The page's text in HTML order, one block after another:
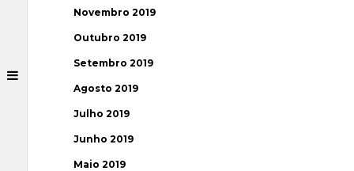
Novembro 2019
Outubro 2019
Setembro 2019
Agosto 2019
Julho 2019
Junho 2019
Maio 2019